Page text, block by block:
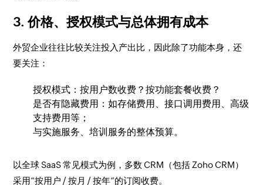
3. 价格、授权模式与总体拥有成本
外贸企业往往比较关注投入产出比，因此除了功能本身，还
要关注：
授权模式：按用户数收费？按功能套餐收费？
是否有隐藏费用：如存储费用、接口调用费用、高级
支持费用等；
与实施服务、培训服务的整体预算。
以全球 SaaS 常见模式为例，多数 CRM（包括 Zoho CRM）
采用“按用户 / 按月 / 按年”的订阅收费。